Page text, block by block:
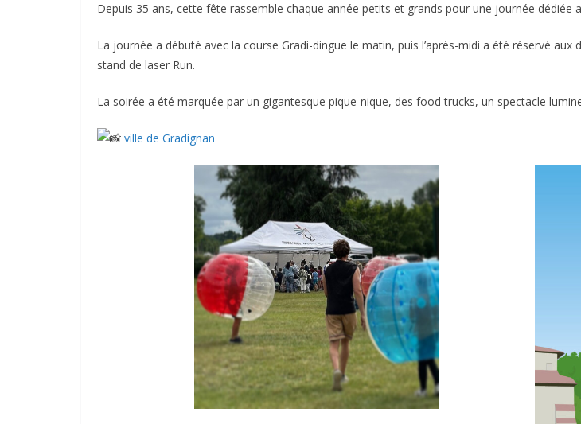
Depuis 35 ans, cette fête rassemble chaque année petits et grands pour une journée dédiée
La journée a débuté avec la course Gradi-dingue le matin, puis l’après-midi a été réservé
stand de laser Run.
La soirée a été marquée par un gigantesque pique-nique, des food trucks, un spectacle
ville de Gradignan